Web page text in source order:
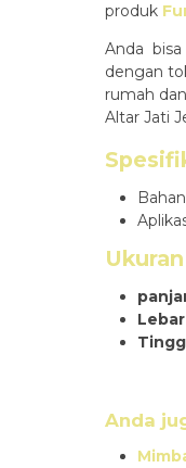
produk
Anda bisa
dengan
rumah
Altar Jati
Ukuran
Anda